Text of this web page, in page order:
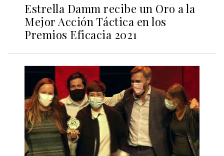
Estrella Damm recibe un Oro a la
Mejor Acción Táctica en los
Premios Eficacia 2021